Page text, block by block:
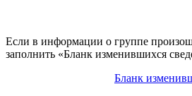
Если в информации о группе
заполнить «Бланк изменившихся
Бланк